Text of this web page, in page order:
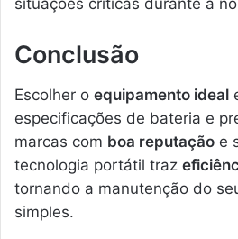
Conclusão
Escolher o equipamento ideal
especificações de bateria e
marcas com boa reputação e
tecnologia portátil traz
tornando a manutenção do
simples.